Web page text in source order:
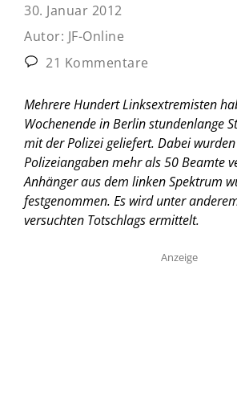
30. Januar 2012
Autor: JF-Online
21 Kommentare
Mehrere Hundert Linksextremisten
Wochenende in Berlin stundenlange
mit der Polizei geliefert. Dabei
Polizeiangaben mehr als 50 Beamte
Anhänger aus dem linken Spektrum
festgenommen. Es wird unter
versuchten Totschlags ermittelt.
Anzeige